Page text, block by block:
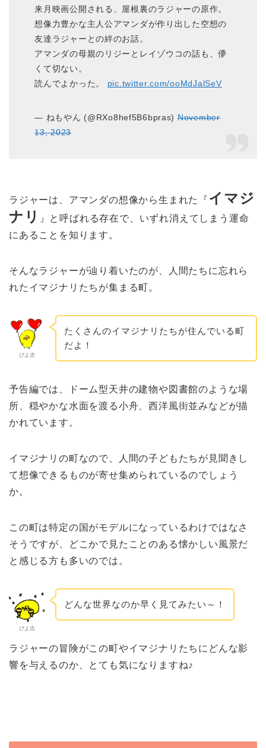
来月映画公開される、屋根裏のラジャーの原作。
想像力豊かな主人公アマンダが作り出した空想の
友達ラジャーとの絆のお話。
アマンダの母親のリジーとレイゾウコの話も、儚
くて切ない。
読んでよかった。 pic.twitter.com/ooMdJalSeV
— ねもやん (@RXo8hef5B6bpras) November
13, 2023
ラジャーは、アマンダの想像から生まれた『イマジ
ナリ
』と呼ばれる存在で、いずれ消えてしまう運命
にあることを知ります。
そんなラジャーが辿り着いたのが、人間たちに忘れら
れたイマジナリたちが集まる町。
ぴよ吉
たくさんのイマジナリたちが住んでいる町
だよ！
予告編では、ドーム型天井の建物や図書館のような場
所、穏やかな水面を渡る小舟、西洋風街並みなどが描
かれています。
イマジナリの町なので、人間の子どもたちが見聞きし
て想像できるものが寄せ集められているのでしょう
か。
この町は特定の国がモデルになっているわけではなさ
そうですが、どこかで見たことのある懐かしい風景だ
と感じる方も多いのでは。
ぴよ吉
どんな世界なのか早く見てみたい～！
ラジャーの冒険がこの町やイマジナリたちにどんな影
響を与えるのか、とても気になりますね♪